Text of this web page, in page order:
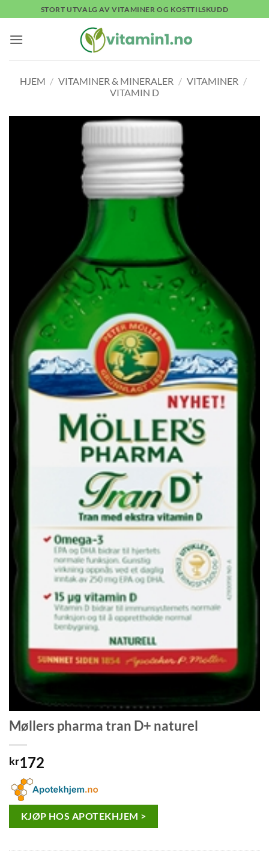
to
content
STORT UTVALG AV VITAMINER OG KOSTTILSKUDD
HJEM / VITAMINER & MINERALER / VITAMINER /
VITAMIN D
Møllers pharma tran D+ naturel
kr172
KJØP HOS APOTEKHJEM >